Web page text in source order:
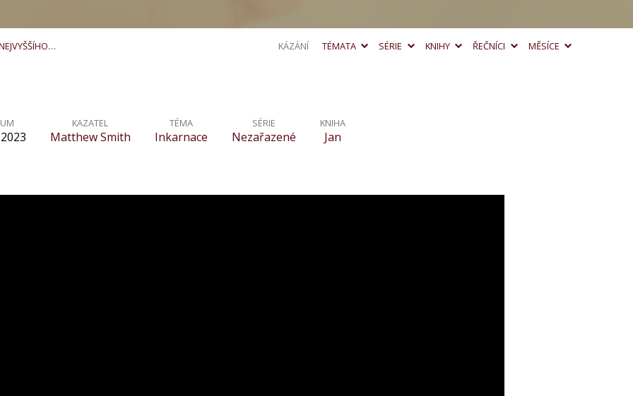
KÁZÁNÍ TÉMATA SÉRIE KNIHY ŘEČNÍCI MĚSÍCE
KAZATEL
Matthew Smith
TÉMA
Inkarnace
SÉRIE
Nezařazené
KNIHA
Jan